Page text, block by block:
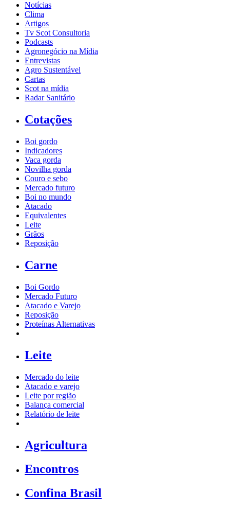
Notícias
Clima
Artigos
Tv Scot Consultoria
Podcasts
Agronegócio na Mídia
Entrevistas
Agro Sustentável
Cartas
Scot na mídia
Radar Sanitário
Cotações
Boi gordo
Indicadores
Vaca gorda
Novilha gorda
Couro e sebo
Mercado futuro
Boi no mundo
Atacado
Equivalentes
Leite
Grãos
Reposição
Carne
Boi Gordo
Mercado Futuro
Atacado e Varejo
Reposição
Proteínas Alternativas
Leite
Mercado do leite
Atacado e varejo
Leite por região
Balança comercial
Relatório de leite
Agricultura
Encontros
Confina Brasil